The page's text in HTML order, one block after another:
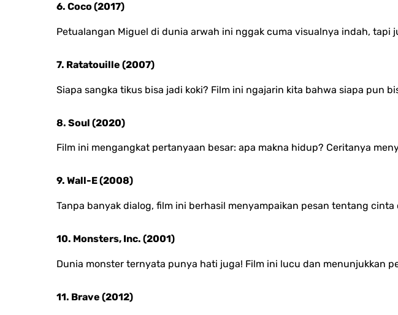
6. Coco (2017)
Petualangan Miguel di dunia arwah ini nggak cuma visualnya indah,
7. Ratatouille (2007)
Siapa sangka tikus bisa jadi koki? Film ini ngajarin kita bahwa siapa pun
8. Soul (2020)
Film ini mengangkat pertanyaan besar: apa makna hidup? Ceritanya
9. Wall-E (2008)
Tanpa banyak dialog, film ini berhasil menyampaikan pesan tentang
10. Monsters, Inc. (2001)
Dunia monster ternyata punya hati juga! Film ini lucu dan menunjukkan
11. Brave (2012)